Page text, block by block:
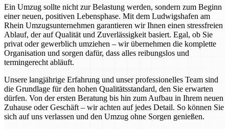
Ein Umzug sollte nicht zur Belastung werden, sondern zum Beginn
einer neuen, positiven Lebensphase. Mit dem Ludwigshafen am
Rhein Umzugsunternehmen garantieren wir Ihnen einen stressfreien
Ablauf, der auf Qualität und Zuverlässigkeit basiert. Egal, ob Sie
privat oder gewerblich umziehen – wir übernehmen die komplette
Organisation und sorgen dafür, dass alles reibungslos und
termingerecht abläuft.
Unsere langjährige Erfahrung und unser professionelles Team sind
die Grundlage für den hohen Qualitätsstandard, den Sie erwarten
dürfen. Von der ersten Beratung bis hin zum Aufbau in Ihrem neuen
Zuhause oder Geschäft – wir achten auf jedes Detail. So können Sie
sich auf uns verlassen und den Umzug ohne Sorgen genießen.